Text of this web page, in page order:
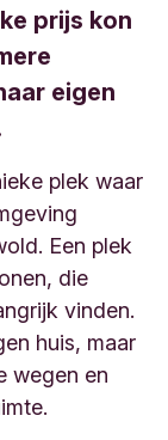
prijs kon
eigen
plek waar
Een plek
die
vinden.
huis, maar
wegen en